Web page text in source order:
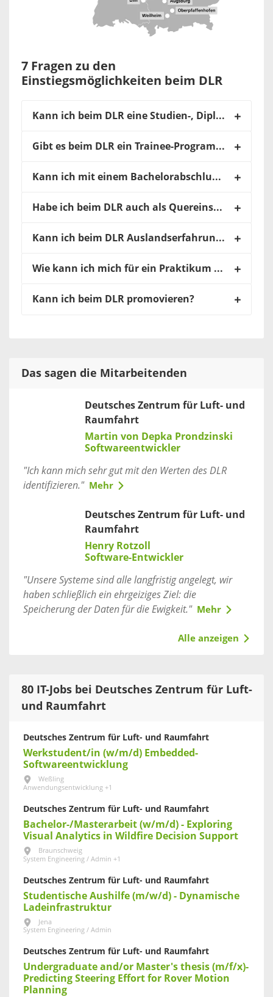
7 Fragen zu den
Einstiegsmöglichkeiten beim DLR
Kann ich beim DLR eine Studien-, Diplom-, Bachelor- oder Masterarbeit schreiben?
Gibt es beim DLR ein Trainee-Programme für Berufseinsteiger*innen?
Kann ich mit einem Bachelorabschluss beim DLR einsteigen?
Habe ich beim DLR auch als Quereinsteiger*in eine Chance?
Kann ich beim DLR Auslandserfahrung sammeln?
Wie kann ich mich für ein Praktikum bewerben?
Kann ich beim DLR promovieren?
Das sagen die Mitarbeitenden
Deutsches Zentrum für Luft- und
Raumfahrt
Martin von Depka Prondzinski
Softwareentwickler
"Ich kann mich sehr gut mit den Werten des DLR
identifizieren." Mehr
Deutsches Zentrum für Luft- und
Raumfahrt
Henry Rotzoll
Software-Entwickler
"Unsere Systeme sind alle langfristig angelegt, wir
haben schließlich ein ehrgeiziges Ziel: die
Speicherung der Daten für die Ewigkeit." Mehr
Alle anzeigen
80 IT-Jobs bei Deutsches Zentrum für Luft-
und Raumfahrt
Deutsches Zentrum für Luft- und Raumfahrt
Werkstudent/in (w/m/d) Embedded-
Softwareentwicklung
Weßling
Anwendungsentwicklung +1
Deutsches Zentrum für Luft- und Raumfahrt
Bachelor-/Masterarbeit (w/m/d) - Exploring
Visual Analytics in Wildfire Decision Support
Braunschweig
System Engineering / Admin +1
Deutsches Zentrum für Luft- und Raumfahrt
Studentische Aushilfe (m/w/d) - Dynamische
Ladeinfrastruktur
Jena
System Engineering / Admin
Deutsches Zentrum für Luft- und Raumfahrt
Undergraduate and/or Master's thesis (m/f/x)-
Predicting Steering Effort for Rover Motion
Planning